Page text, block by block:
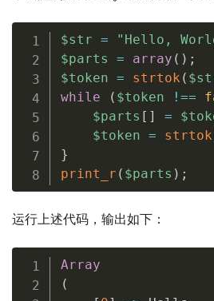
$str = "Hello,
$parts
= array ( ) ;
$token = strtok (
while
( $token !==
$parts [ ] =
$token = strtok
}
print_r ( $parts ) ;
运行上述代码，输出如下：
Array
(